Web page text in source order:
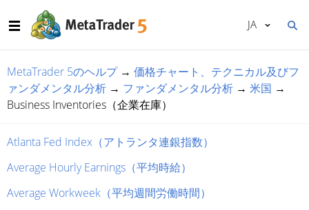
JA
MetaTrader 5のヘルプ→ 価格チャート、テクニカル及びフ
ァンダメンタル分析 → ファンダメンタル分析 → 米国 →
Business Inventories（企業在庫）
Atlanta Fed Index（アトランタ連銀指数）
Average Hourly Earnings（平均時給）
Average Workweek（平均週間労働時間）